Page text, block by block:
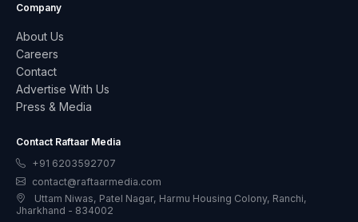
Company
About Us
Careers
Contact
Advertise With Us
Press & Media
Contact Raftaar Media
+91 6203592707
contact@raftaarmedia.com
Uttam Niwas, Patel Nagar, Harmu Housing Colony, Ranchi,
Jharkhand - 834002